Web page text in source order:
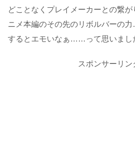
どことなくプレイメーカーとの繋
ニメ本編のその先のリボルバーの
するとエモいなぁ……って思いまし
スポンサーリン